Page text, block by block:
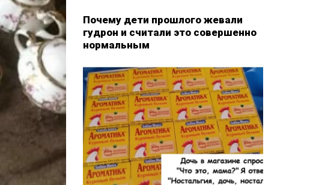
Почему дети прошлого жевали
гудрон и считали это совершенно
нормальным